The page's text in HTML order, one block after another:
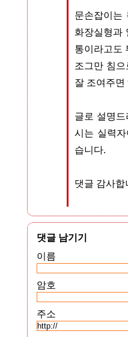
문손잡이는
화장실형과
통이라고도
조그만 침
잘 조여주면
글로 설명
시는 실력
습니다.
댓글 감사합
댓글 남기기
이름
암호
주소